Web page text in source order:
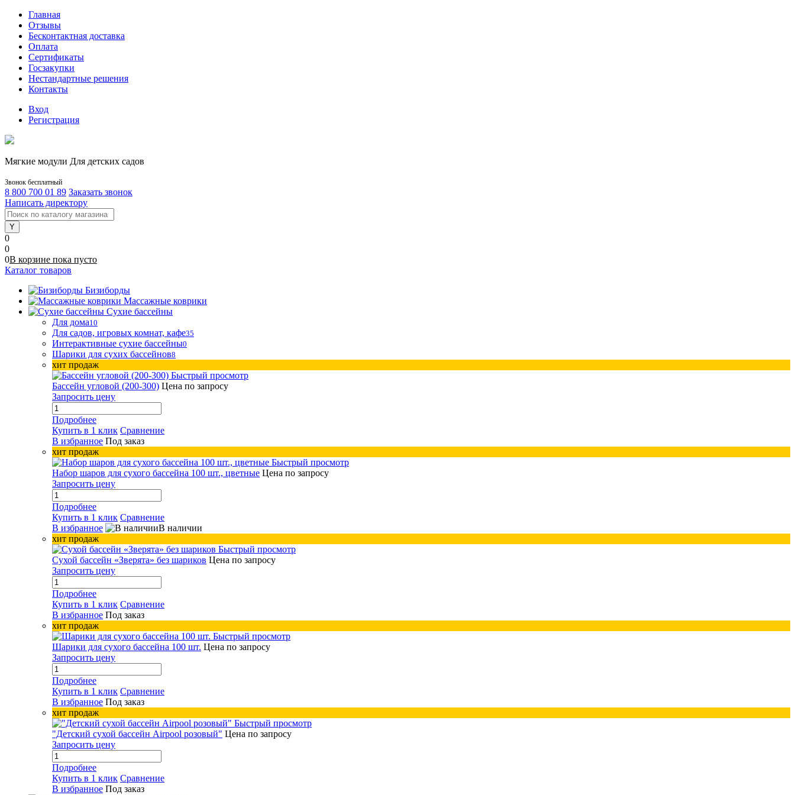
Главная
Отзывы
Бесконтактная доставка
Оплата
Сертификаты
Госзакупки
Нестандартные решения
Контакты
Вход
Регистрация
Мягкие модули Для детских садов
Звонок бесплатный
8 800 700 01 89 Заказать звонок
Написать директору
0
0
0В корзине пока пусто
Каталог товаров
Бизиборды
Массажные коврики
Сухие бассейны
Для дома10
Для садов, игровых комнат, кафе35
Интерактивные сухие бассейны0
Шарики для сухих бассейнов8
хит продаж
Быстрый просмотр
Бассейн угловой (200-300) Цена по запросу
Запросить цену
Подробнее
Купить в 1 клик Сравнение
В избранное Под заказ
хит продаж
Быстрый просмотр
Набор шаров для сухого бассейна 100 шт., цветные Цена по запросу
Запросить цену
Подробнее
Купить в 1 клик Сравнение
В избранное
В наличии
хит продаж
Быстрый просмотр
Сухой бассейн «Зверята» без шариков Цена по запросу
Запросить цену
Подробнее
Купить в 1 клик Сравнение
В избранное Под заказ
хит продаж
Быстрый просмотр
Шарики для сухого бассейна 100 шт. Цена по запросу
Запросить цену
Подробнее
Купить в 1 клик Сравнение
В избранное Под заказ
хит продаж
Быстрый просмотр
"Детский сухой бассейн Airpool розовый" Цена по запросу
Запросить цену
Подробнее
Купить в 1 клик Сравнение
В избранное Под заказ